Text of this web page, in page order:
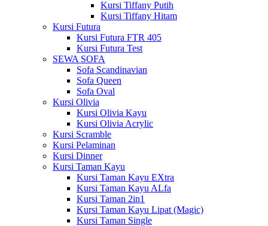
Kursi Tiffany Putih
Kursi Tiffany Hitam
Kursi Futura
Kursi Futura FTR 405
Kursi Futura Test
SEWA SOFA
Sofa Scandinavian
Sofa Queen
Sofa Oval
Kursi Olivia
Kursi Olivia Kayu
Kursi Olivia Acrylic
Kursi Scramble
Kursi Pelaminan
Kursi Dinner
Kursi Taman Kayu
Kursi Taman Kayu EXtra
Kursi Taman Kayu ALfa
Kursi Taman 2in1
Kursi Taman Kayu Lipat (Magic)
Kursi Taman Single